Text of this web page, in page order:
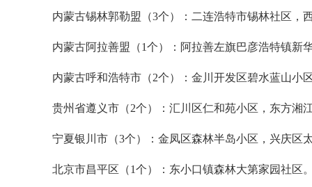
内蒙古锡林郭勒盟（3个）：二连浩特市锡林社区，
内蒙古阿拉善盟（1个）：阿拉善左旗巴彦浩特镇新
内蒙古呼和浩特市（2个）：金川开发区碧水蓝山小
贵州省遵义市（2个）：汇川区仁和苑小区，东方湘
宁夏银川市（3个）：金凤区森林半岛小区，兴庆区
北京市昌平区（1个）：东小口镇森林大第家园社区